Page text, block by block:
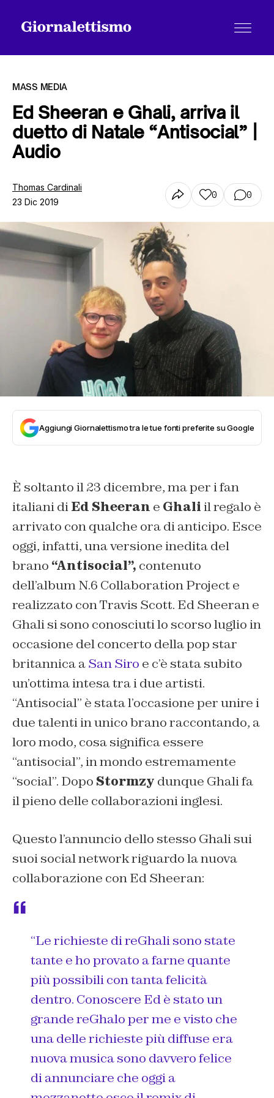
Tutti gli articoli
Chi siamo
Contatti
MASS MEDIA
Ed Sheeran e Ghali, arriva il
duetto di Natale “Antisocial” |
Audio
Thomas Cardinali
23 Dic 2019
0 0
Aggiungi Giornalettismo tra le tue fonti preferite su Google
È soltanto il 23 dicembre, ma per i fan
italiani diEd Sheeran e Ghaliil regalo è
arrivato con qualche ora di anticipo. Esce
oggi, infatti, una versione inedita del
brano “Antisocial”, contenuto
dell’album N.6 Collaboration Project e
realizzato con Travis Scott. Ed Sheeran e
Ghali si sono conosciuti lo scorso luglio in
occasione del concerto della pop star
britannica aSan Siro e c’è stata subito
un’ottima intesa tra i due artisti.
“Antisocial” è stata l’occasione per unire i
due talenti in unico brano raccontando, a
loro modo, cosa significa essere
“antisocial”, in mondo estremamente
“social”. Dopo Stormzy dunque Ghali fa
il pieno delle collaborazioni inglesi.
Questo l’annuncio dello stesso Ghali sui
suoi social network riguardo la nuova
collaborazione con Ed Sheeran:
“Le richieste di reGhali sono state
tante e ho provato a farne quante
più possibili con tanta felicità
dentro. Conoscere Ed è stato un
grande reGhalo per me e visto che
una delle richieste più diffuse era
nuova musica sono davvero felice
di annunciare che oggi a